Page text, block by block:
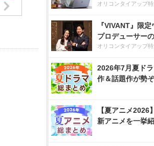
オリコンタイアップ特
『VIVANT』限定
プロデューサー
オリコンタイアップ特
2026年7月夏ド
作＆話題作が勢
【夏アニメ2026
新アニメを一挙